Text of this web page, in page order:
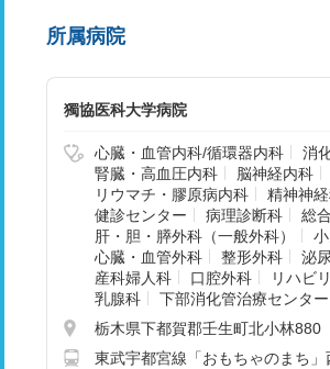
所属病院
獨協医科大学病院
心臓・血管内科/循環器内科 消
腎臓・高血圧内科
脳神経内科
リウマチ・膠原病内科
精神神
健診センター
病理診断科 総
肝・胆・膵外科（一般外科）
心臓・血管外科
整形外科 泌
産科婦人科
口腔外科 リハビ
乳腺科
下部消化管治療センター
栃木県下都賀郡壬生町北小林880
東武宇都宮線「おもちゃのまち